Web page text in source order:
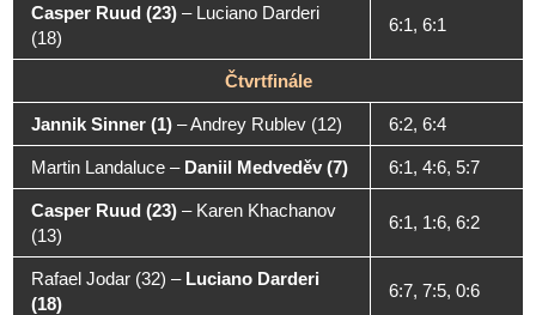
Casper Ruud (23) – Luciano Darderi
(18)
6:1, 6:1
Čtvrtfinále
Jannik Sinner (1) –Andrey Rublev (12) 6:2, 6:4
Martin Landaluce – Daniil Medveděv (7) 6:1, 4:6, 5:7
Casper Ruud (23) – Karen Khachanov
(13)
6:1, 1:6, 6:2
Rafael Jodar (32) – Luciano Darderi
(18)
6:7, 7:5, 0:6